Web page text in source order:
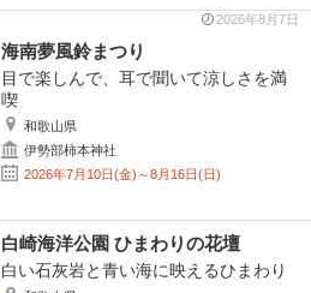
2026年8月7日
海南夢風鈴まつり
目で楽しんで、耳で聞いて涼しさを満
喫
和歌山県
伊勢部柿本神社
2026年7月10日(金)～8月16日(日)
白崎海洋公園 ひまわりの花壇
白い石灰岩と青い海に映えるひまわり